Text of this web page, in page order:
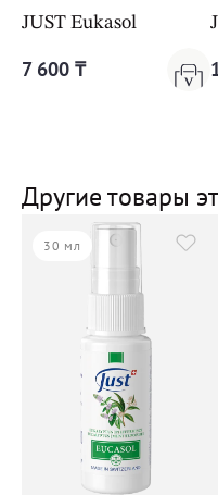
JUST Eukasol
7 600 ₸
Другие товары
30 мл